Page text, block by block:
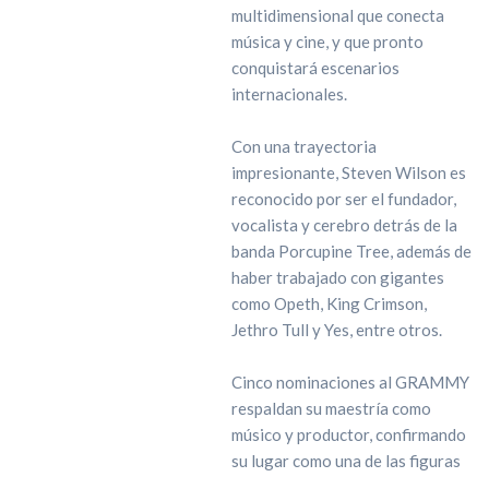
multidimensional que conecta
música y cine, y que pronto
conquistará escenarios
internacionales.
Con una trayectoria
impresionante, Steven Wilson es
reconocido por ser el fundador,
vocalista y cerebro detrás de la
banda Porcupine Tree, además de
haber trabajado con gigantes
como Opeth, King Crimson,
Jethro Tull y Yes, entre otros.
Cinco nominaciones al GRAMMY
respaldan su maestría como
músico y productor, confirmando
su lugar como una de las figuras